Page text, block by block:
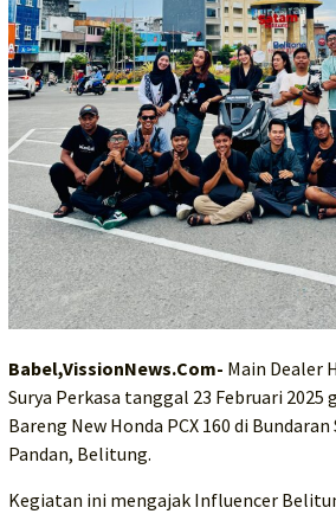
Babel,VissionNews.Com- Main Dealer
Surya Perkasa tanggal 23 Februari
Bareng New Honda PCX 160 di
Pandan, Belitung.
Kegiatan ini mengajak Influencer